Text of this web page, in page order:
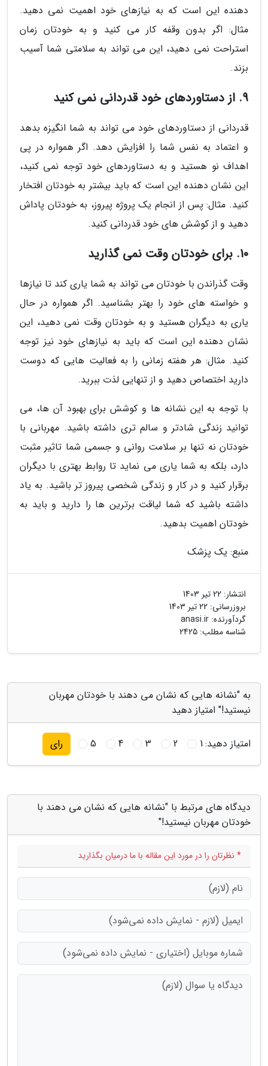
دهنده این است که به نیازهای خود اهمیت نمی دهید.
مثال: اگر بدون وقفه کار می کنید و به خودتان زمان
استراحت نمی دهید، این می تواند به سلامتی شما آسیب
بزند.
9. از دستاوردهای خود قدردانی نمی کنید
قدردانی از دستاوردهای خود می تواند به شما انگیزه بدهد
و اعتماد به نفس شما را افزایش دهد. اگر همواره در پی
اهداف نو هستید و به دستاوردهای خود توجه نمی کنید،
این نشان دهنده این است که باید بیشتر به خودتان افتخار
کنید. مثال: پس از انجام یک پروژه پیروز، به خودتان پاداش
دهید و از کوشش های خود قدردانی کنید.
10. برای خودتان وقت نمی گذارید
وقت گذراندن با خودتان می تواند به شما یاری کند تا نیازها
و خواسته های خود را بهتر بشناسید. اگر همواره در حال
یاری به دیگران هستید و به خودتان وقت نمی دهید، این
نشان دهنده این است که باید به نیازهای خود نیز توجه
کنید. مثال: هر هفته زمانی را به فعالیت هایی که دوست
دارید اختصاص دهید و از تنهایی لذت ببرید.
با توجه به این نشانه ها و کوشش برای بهبود آن ها، می
توانید زندگی شادتر و سالم تری داشته باشید. مهربانی با
خودتان نه تنها بر سلامت روانی و جسمی شما تاثیر مثبت
دارد، بلکه به شما یاری می نماید تا روابط بهتری با دیگران
برقرار کنید و در کار و زندگی شخصی پیروز تر باشید. به یاد
داشته باشید که شما لیاقت برترین ها را دارید و باید به
خودتان اهمیت بدهید.
منبع: یک پزشک
انتشار: 22 تیر 1403
بروزرسانی: 22 تیر 1403
گردآورنده: anasi.ir
شناسه مطلب: 2425
به "نشانه هایی که نشان می دهند با خودتان مهربان
نیستید!" امتیاز دهید
امتیاز دهید:1
2
3
4
5 رای
دیدگاه های مرتبط با "نشانه هایی که نشان می دهند با
خودتان مهربان نیستید!"
* نظرتان را در مورد این مقاله با ما درمیان بگذارید